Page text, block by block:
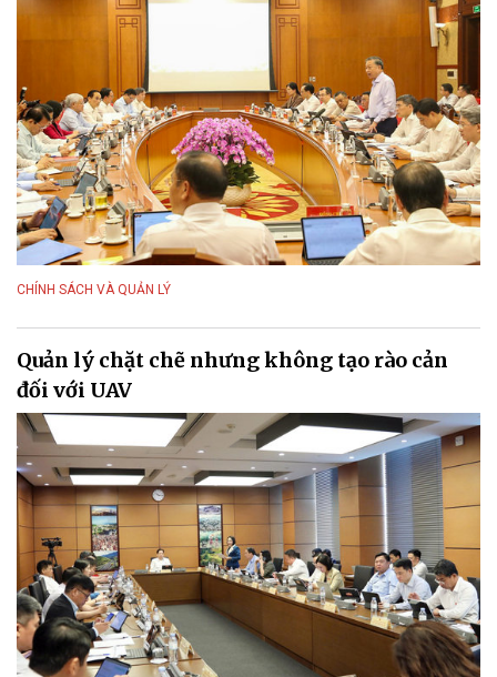
CHÍNH SÁCH VÀ QUẢN LÝ
Quản lý chặt chẽ nhưng không tạo rào cản
đối với UAV